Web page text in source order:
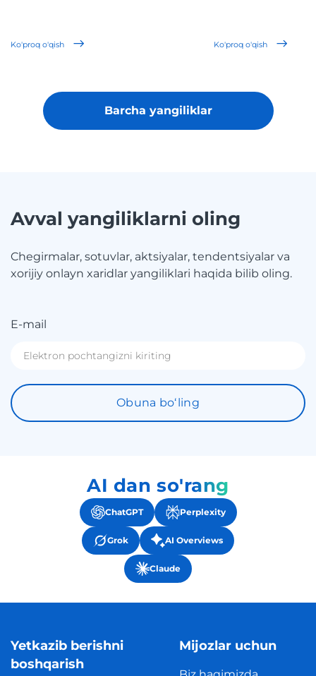
Ko'proq o'qish Ko'proq o'qish
Barcha yangiliklar
Avval yangiliklarni oling
Chegirmalar, sotuvlar, aktsiyalar, tendentsiyalar va
xorijiy onlayn xaridlar yangiliklari haqida bilib oling.
E-mail
Obuna boʻling
AI dan so'rang
ChatGPT Perplexity
Grok AI Overviews
Claude
Yetkazib berishni
boshqarish
Mijozlar uchun